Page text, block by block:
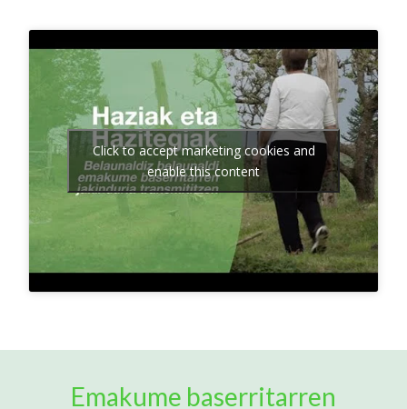
Click to accept marketing cookies and
enable this content
Emakume baserritarren